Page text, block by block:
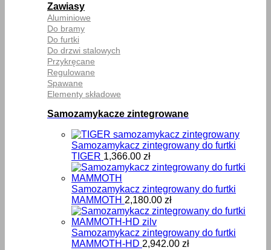
Zawiasy
Aluminiowe
Do bramy
Do furtki
Do drzwi stalowych
Przykręcane
Regulowane
Spawane
Elementy składowe
Samozamykacze zintegrowane
Samozamykacz zintegrowany do furtki
TIGER 1,366.00 zł
Samozamykacz zintegrowany do furtki
MAMMOTH 2,180.00 zł
Samozamykacz zintegrowany do furtki
MAMMOTH-HD 2,942.00 zł